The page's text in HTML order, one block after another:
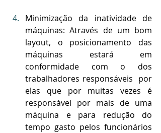
Minimização da inatividade de
máquinas: Através de um bom
layout, o posicionamento das
máquinas estará em
conformidade com o dos
trabalhadores responsáveis  por
elas que por muitas vezes é
responsável por mais de uma
máquina e para redução do
tempo gasto pelos funcionários